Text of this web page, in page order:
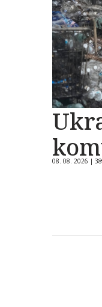
08. 08. 2026 |